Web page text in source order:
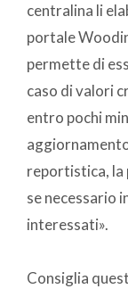
centralina li
portale
permette di
caso di valori
entro pochi
reportistica, la
se necessario
interessati».
Consiglia